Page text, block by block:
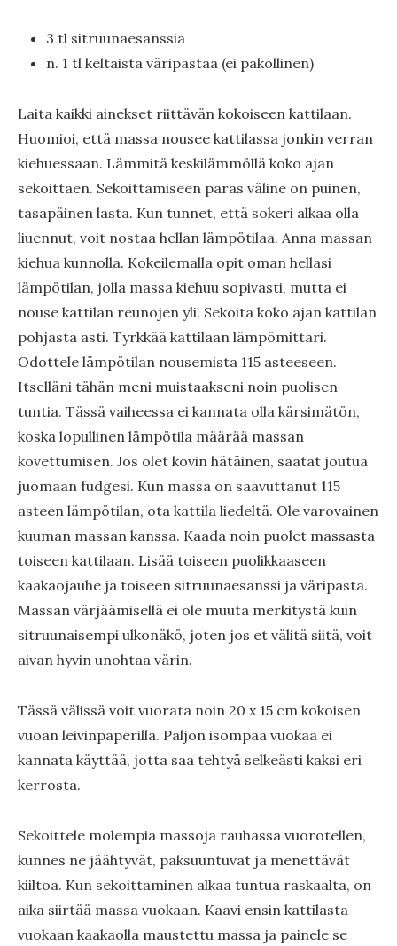
3 tl sitruunaesanssia
n. 1 tl keltaista väripastaa (ei pakollinen)
Laita kaikki ainekset riittävän kokoiseen kattilaan.
Huomioi, että massa nousee kattilassa jonkin verran
kiehuessaan. Lämmitä keskilämmöllä koko ajan
sekoittaen. Sekoittamiseen paras väline on puinen,
tasapäinen lasta. Kun tunnet, että sokeri alkaa olla
liuennut, voit nostaa hellan lämpötilaa. Anna massan
kiehua kunnolla. Kokeilemalla opit oman hellasi
lämpötilan, jolla massa kiehuu sopivasti, mutta ei
nouse kattilan reunojen yli. Sekoita koko ajan kattilan
pohjasta asti. Tyrkkää kattilaan lämpömittari.
Odottele lämpötilan nousemista 115 asteeseen.
Itselläni tähän meni muistaakseni noin puolisen
tuntia. Tässä vaiheessa ei kannata olla kärsimätön,
koska lopullinen lämpötila määrää massan
kovettumisen. Jos olet kovin hätäinen, saatat joutua
juomaan fudgesi. Kun massa on saavuttanut 115
asteen lämpötilan, ota kattila liedeltä. Ole varovainen
kuuman massan kanssa. Kaada noin puolet massasta
toiseen kattilaan. Lisää toiseen puolikkaaseen
kaakaojauhe ja toiseen sitruunaesanssi ja väripasta.
Massan värjäämisellä ei ole muuta merkitystä kuin
sitruunaisempi ulkonäkö, joten jos et välitä siitä, voit
aivan hyvin unohtaa värin.
Tässä välissä voit vuorata noin 20 x 15 cm kokoisen
vuoan leivinpaperilla. Paljon isompaa vuokaa ei
kannata käyttää, jotta saa tehtyä selkeästi kaksi eri
kerrosta.
Sekoittele molempia massoja rauhassa vuorotellen,
kunnes ne jäähtyvät, paksuuntuvat ja menettävät
kiiltoa. Kun sekoittaminen alkaa tuntua raskaalta, on
aika siirtää massa vuokaan. Kaavi ensin kattilasta
vuokaan kaakaolla maustettu massa ja painele se